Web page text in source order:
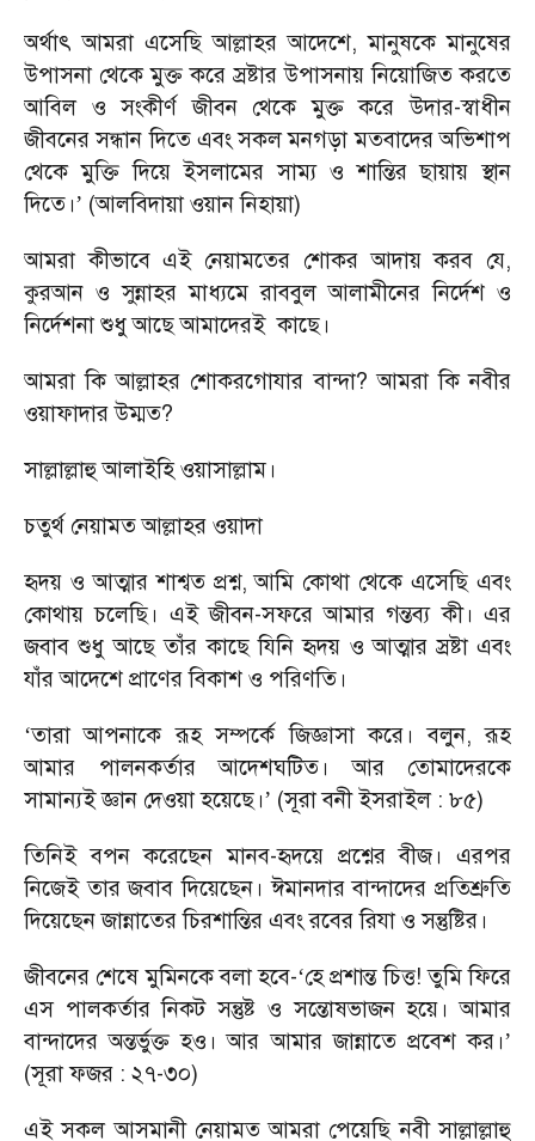
অর্থাৎ আমরা এসেছি আল্লাহর আদেশে, মানুষকে মানুষের
উপাসনা থেকে মুক্ত করে স্রষ্টার উপাসনায় নিয়োজিত করতে
আবিল ও সংকীর্ণ জীবন থেকে মুক্ত করে উদার-স্বাধীন
জীবনের সন্ধান দিতে এবং সকল মনগড়া মতবাদের অভিশাপ
থেকে মুক্তি দিয়ে ইসলামের সাম্য ও শান্তির ছায়ায় স্থান
দিতে।’ (আলবিদায়া ওয়ান নিহায়া)
আমরা কীভাবে এই নেয়ামতের শোকর আদায় করব যে,
কুরআন ও সুন্নাহর মাধ্যমে রাববুল আলামীনের নির্দেশ ও
নির্দেশনা শুধু আছে আমাদেরই কাছে।
আমরা কি আল্লাহর শোকরগোযার বান্দা? আমরা কি নবীর
ওয়াফাদার উম্মত?
সাল্লাল্লাহু আলাইহি ওয়াসাল্লাম।
চতুর্থ নেয়ামত আল্লাহর ওয়াদা
হৃদয় ও আত্মার শাশ্বত প্রশ্ন, আমি কোথা থেকে এসেছি এবং
কোথায় চলেছি। এই জীবন-সফরে আমার গন্তব্য কী। এর
জবাব শুধু আছে তাঁর কাছে যিনি হৃদয় ও আত্মার স্রষ্টা এবং
যাঁর আদেশে প্রাণের বিকাশ ও পরিণতি।
‘তারা আপনাকে রূহ সম্পর্কে জিজ্ঞাসা করে। বলুন, রূহ
আমার পালনকর্তার আদেশঘটিত। আর তোমাদেরকে
সামান্যই জ্ঞান দেওয়া হয়েছে।’ (সূরা বনী ইসরাইল : ৮৫)
তিনিই বপন করেছেন মানব-হৃদয়ে প্রশ্নের বীজ। এরপর
নিজেই তার জবাব দিয়েছেন। ঈমানদার বান্দাদের প্রতিশ্রুতি
দিয়েছেন জান্নাতের চিরশান্তির এবং রবের রিযা ও সন্তুষ্টির।
জীবনের শেষে মুমিনকে বলা হবে-‘হে প্রশান্ত চিত্ত! তুমি ফিরে
এস পালকর্তার নিকট সন্তুষ্ট ও সন্তোষভাজন হয়ে। আমার
বান্দাদের অন্তর্ভুক্ত হও। আর আমার জান্নাতে প্রবেশ কর।’
(সূরা ফজর : ২৭-৩০)
এই সকল আসমানী নেয়ামত আমরা পেয়েছি নবী সাল্লাল্লাহু